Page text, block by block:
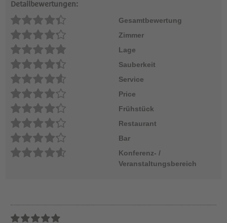
Detailbewertungen:
Gesamtbewertung
Zimmer
Lage
Sauberkeit
Service
Price
Frühstück
Restaurant
Bar
Konferenz- /
Veranstaltungsbereich